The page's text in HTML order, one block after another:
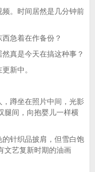
。时间居然是几分钟前
急着在作备份？
真是今天在搞这种事？
新中。
蹲坐在照片中间，光影
腿间，向抱婴儿一样横
针织品披肩，但雪白饱
文艺复新时期的油画